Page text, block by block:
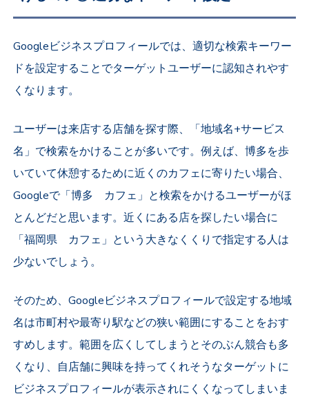
Googleビジネスプロフィールでは、適切な検索キーワー
ドを設定することでターゲットユーザーに認知されやす
くなります。
ユーザーは来店する店舗を探す際、「地域名+サービス
名」で検索をかけることが多いです。例えば、博多を歩
いていて休憩するために近くのカフェに寄りたい場合、
Googleで「博多 カフェ」と検索をかけるユーザーがほ
とんどだと思います。近くにある店を探したい場合に
「福岡県 カフェ」という大きなくくりで指定する人は
少ないでしょう。
そのため、Googleビジネスプロフィールで設定する地域
名は市町村や最寄り駅などの狭い範囲にすることをおす
すめします。範囲を広くしてしまうとそのぶん競合も多
くなり、自店舗に興味を持ってくれそうなターゲットに
ビジネスプロフィールが表示されにくくなってしまいま